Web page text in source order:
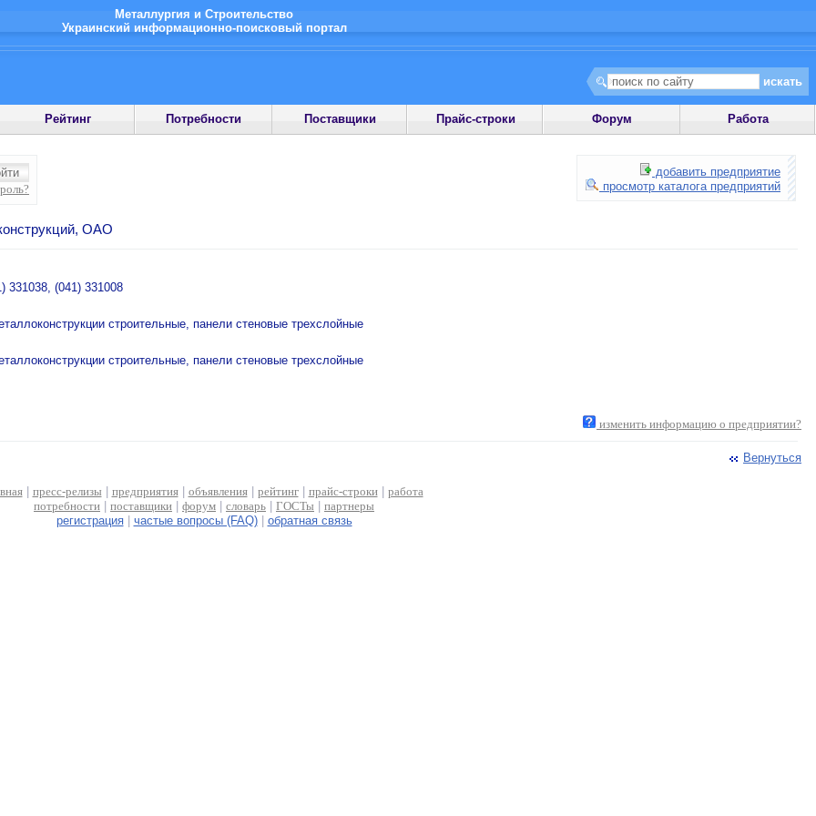
Металлургия и Строительство
Украинский информационно-поисковый портал
Рейтинг Потребности Поставщики Прайс-строки Форум Работа
добавить предприятие
просмотр каталога предприятий
ОАО
331038, (041) 331008
строительные, панели стеновые трехслойные
строительные, панели стеновые трехслойные
изменить информацию о предприятии?
Вернуться
| пресс-релизы предприятия| объявления| рейтинг| прайс-строки| работа
потребности
поставщики форум словарь ГОСТы
партнеры
регистрация| частые вопросы (FAQ)| обратная связь